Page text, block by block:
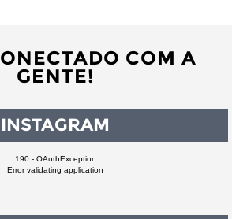
COM A
GENTE!
INSTAGRAM
190 - OAuthException
Error validating application